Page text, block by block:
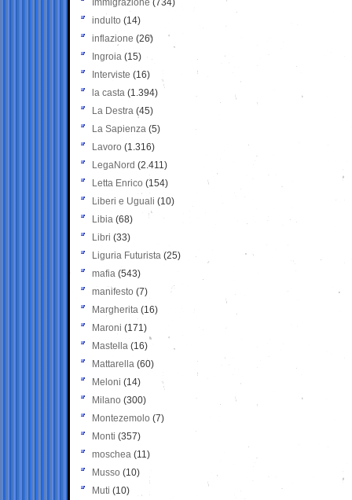
Immigrazione (734)
indulto (14)
inflazione (26)
Ingroia (15)
Interviste (16)
la casta (1.394)
La Destra (45)
La Sapienza (5)
Lavoro (1.316)
LegaNord (2.411)
Letta Enrico (154)
Liberi e Uguali (10)
Libia (68)
Libri (33)
Liguria Futurista (25)
mafia (543)
manifesto (7)
Margherita (16)
Maroni (171)
Mastella (16)
Mattarella (60)
Meloni (14)
Milano (300)
Montezemolo (7)
Monti (357)
moschea (11)
Musso (10)
Muti (10)